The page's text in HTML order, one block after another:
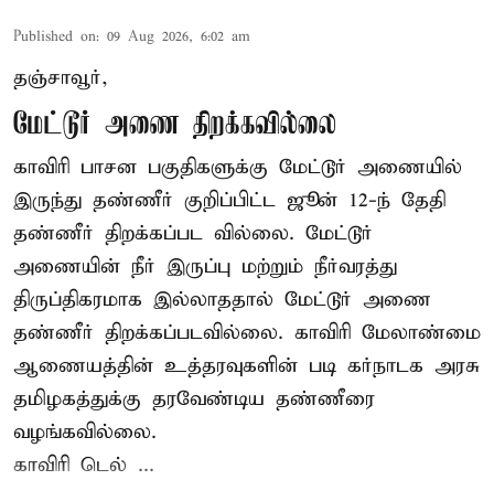
Published on: 09 Aug 2026, 6:02 am
தஞ்சாவூர்,
மேட்டூர் அணை திறக்கவில்லை
காவிரி பாசன பகுதிகளுக்கு மேட்டூர் அணையில்
இருந்து தண்ணீர் குறிப்பிட்ட ஜூன் 12-ந் தேதி
தண்ணீர் திறக்கப்பட வில்லை. மேட்டூர்
அணையின் நீர் இருப்பு மற்றும் நீர்வரத்து
திருப்திகரமாக இல்லாததால் மேட்டூர் அணை
தண்ணீர் திறக்கப்படவில்லை. காவிரி மேலாண்மை
ஆணையத்தின் உத்தரவுகளின் படி கர்நாடக அரசு
தமிழகத்துக்கு தரவேண்டிய தண்ணீரை
வழங்கவில்லை.
காவிரி டெல் ...